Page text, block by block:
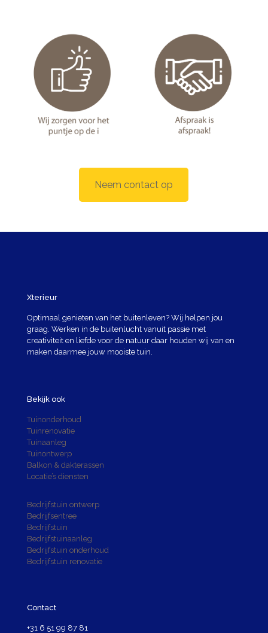
Neem contact op
Xterieur
Optimaal genieten van het buitenleven? Wij helpen jou
graag. Werken in de buitenlucht vanuit passie met
creativiteit en liefde voor de natuur daar houden wij van en
maken daarmee jouw mooiste tuin.
Bekijk ook
Tuinonderhoud
Tuinrenovatie
Tuinaanleg
Tuinontwerp
Balkon & dakterassen
Locatie’s diensten
Bedrijfstuin ontwerp
Bedrijfsentree
Bedrijfstuin
Bedrijfstuinaanleg
Bedrijfstuin onderhoud
Bedrijfstuin renovatie
Contact
+31 6 51 99 87 81